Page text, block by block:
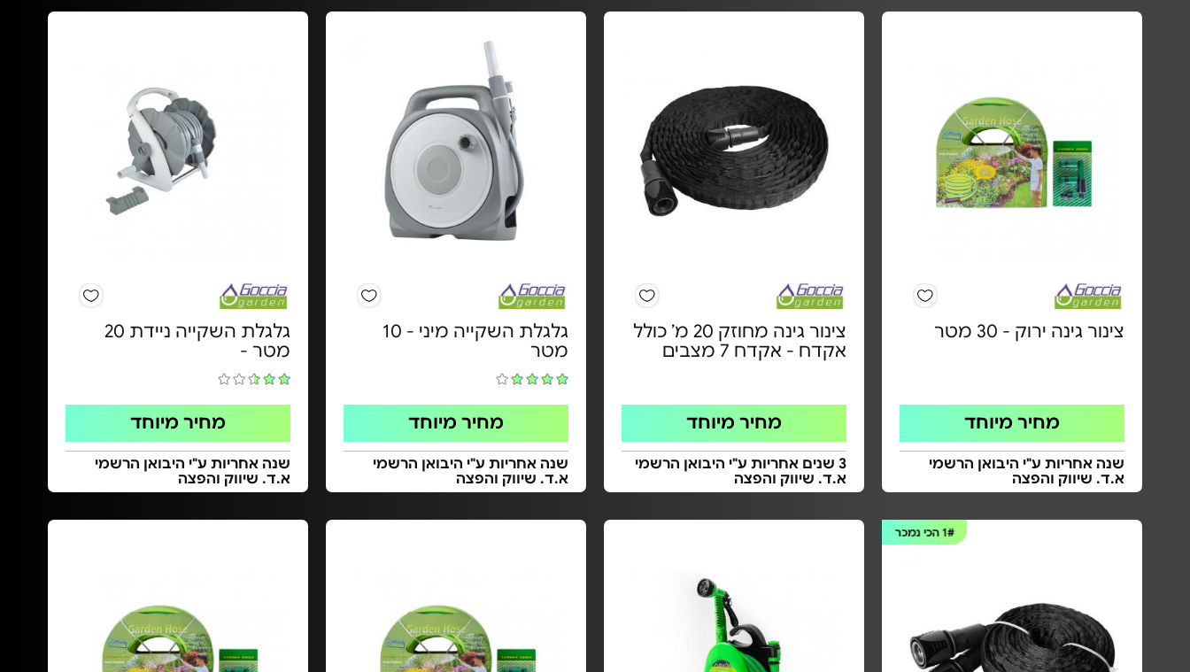
צינור גינה ירוק - 30 מטר
מחיר מיוחד
שנה אחריות ע"י היבואן הרשמי
א.ד. שיווק והפצה
צינור גינה מחוזק 20 מ’ כולל
אקדח - אקדח 7 מצבים
מחיר מיוחד
3 שנים אחריות ע"י היבואן הרשמי
א.ד. שיווק והפצה
גלגלת השקייה מיני - 10
מטר
מחיר מיוחד
שנה אחריות ע"י היבואן הרשמי
א.ד. שיווק והפצה
גלגלת השקייה ניידת 20
מטר -
מחיר מיוחד
שנה אחריות ע"י היבואן הרשמי
א.ד. שיווק והפצה
1#הכי נמכר